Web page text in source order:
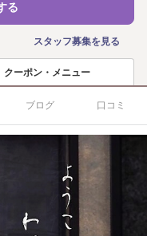
る
スタッフ募集を見る
クーポン・メニュー
ブログ 口コミ